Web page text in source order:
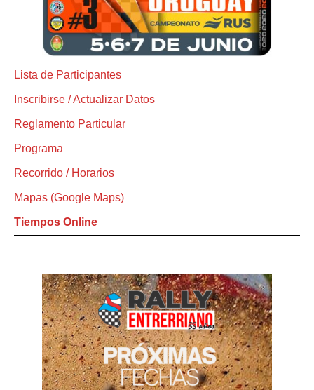
Lista de Participantes
Inscribirse / Actualizar Datos
Reglamento Particular
Programa
Recorrido / Horarios
Mapas (Google Maps)
Tiempos Online